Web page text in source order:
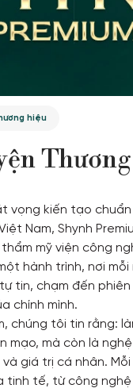
hiệu
vọng kiến tạo
Nam, Shynh
mỹ viện công
hành trình, nơi mỗi
tin, chạm đến
chính mình.
chúng tôi tin rằng:
mạo, mà còn là
giá trị cá nhân.
tinh tế, từ công